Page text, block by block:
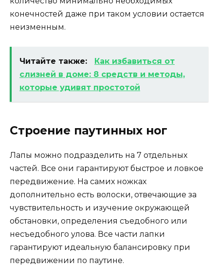
конечностей даже при таком условии остается
неизменным.
Читайте также:
Как избавиться от
слизней в доме: 8 средств и методы,
которые удивят простотой
Строение паутинных ног
Лапы можно подразделить на 7 отдельных
частей. Все они гарантируют быстрое и ловкое
передвижение. На самих ножках
дополнительно есть волоски, отвечающие за
чувствительность и изучение окружающей
обстановки, определения съедобного или
несъедобного улова. Все части лапки
гарантируют идеальную балансировку при
передвижении по паутине.